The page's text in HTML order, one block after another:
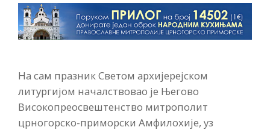
На сам празник Светом архијерејском
литургијом началствовао је Његово
Високопреосвештенство митрополит
црногорско-приморски Амфилохије, уз